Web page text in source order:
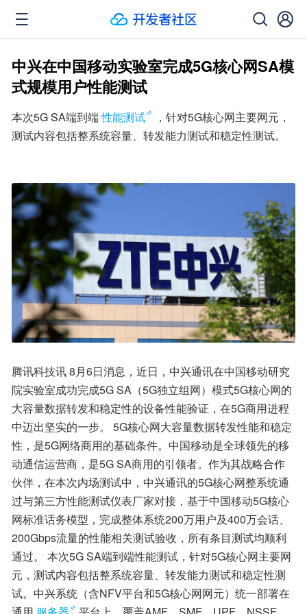
中兴在中国移动实验室完成5G核心网SA模
式规模用户性能测试
本次5G SA端到端性能测试
，针对5G核心网主要网元，
测试内容包括整系统容量、转发能力测试和稳定性测试。
腾讯科技讯 8月6日消息，近日，中兴通讯在中国移动研究
院实验室成功完成5G SA（5G独立组网）模式5G核心网的
大容量数据转发和稳定性的设备性能验证，在5G商用进程
中迈出坚实的一步。 5G核心网大容量数据转发性能和稳定
性，是5G网络商用的基础条件。中国移动是全球领先的移
动通信运营商，是5G SA商用的引领者。作为其战略合作
伙伴，在本次内场测试中，中兴通讯的5G核心网整系统通
过与第三方性能测试仪表厂家对接，基于中国移动5G核心
网标准话务模型，完成整体系统200万用户及400万会话、
200Gbps流量的性能相关测试验收，所有条目测试均顺利
通过。 本次5G SA端到端性能测试，针对5G核心网主要网
元，测试内容包括整系统容量、转发能力测试和稳定性测
试。中兴系统（含NFV平台和5G核心网网元）统一部署在